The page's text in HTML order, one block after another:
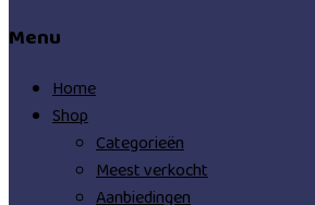
Menu
Home
Shop
Categorieën
Meest verkocht
Aanbiedingen